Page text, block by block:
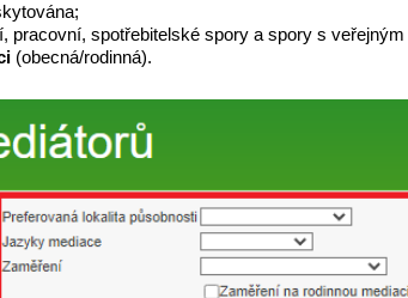
pracovní, spotřebitelské spory a spory s
(obecná/rodinná).